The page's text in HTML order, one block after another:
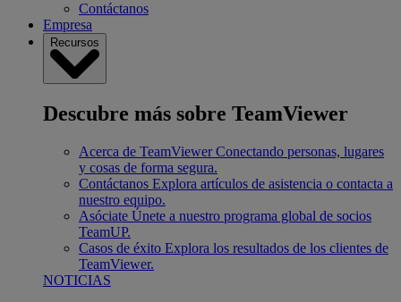
Contáctanos
Empresa
Recursos
Descubre más sobre TeamViewer
Acerca de TeamViewer Conectando personas, lugares
y cosas de forma segura.
Contáctanos Explora artículos de asistencia o contacta a
nuestro equipo.
Asóciate Únete a nuestro programa global de socios
TeamUP.
Casos de éxito Explora los resultados de los clientes de
TeamViewer.
NOTICIAS